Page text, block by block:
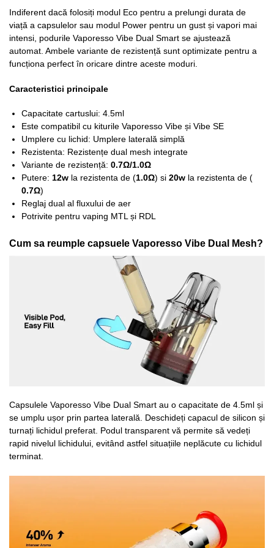
Indiferent dacă folosiți modul Eco pentru a prelungi durata de
viață a capsulelor sau modul Power pentru un gust și vapori mai
intensi, podurile Vaporesso Vibe Dual Smart se ajustează
automat. Ambele variante de rezistență sunt optimizate pentru a
funcționa perfect în oricare dintre aceste moduri.
Caracteristici principale
Capacitate cartuslui: 4.5ml
Este compatibil cu kiturile Vaporesso Vibe și Vibe SE
Umplere cu lichid: Umplere laterală simplă
Rezistenta: Rezistențe dual mesh integrate
Variante de rezistență: 0.7Ω/1.0Ω
Putere: 12w la rezistenta de (1.0Ω) si 20w la rezistenta de (
0.7Ω)
Reglaj dual al fluxului de aer
Potrivite pentru vaping MTL și RDL
Cum sa reumple capsuele Vaporesso Vibe Dual Mesh?
Capsulele Vaporesso Vibe Dual Smart au o capacitate de 4.5ml și
se umplu ușor prin partea laterală. Deschideți capacul de silicon și
turnați lichidul preferat. Podul transparent vă permite să vedeți
rapid nivelul lichidului, evitând astfel situațiile neplăcute cu lichidul
terminat.